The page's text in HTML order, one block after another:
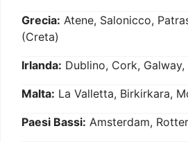
Grecia: Atene, Salonicco,
(Creta)
Irlanda: Dublino, Cork,
Malta: La Valletta, Birkirkara,
Paesi Bassi: Amsterdam,